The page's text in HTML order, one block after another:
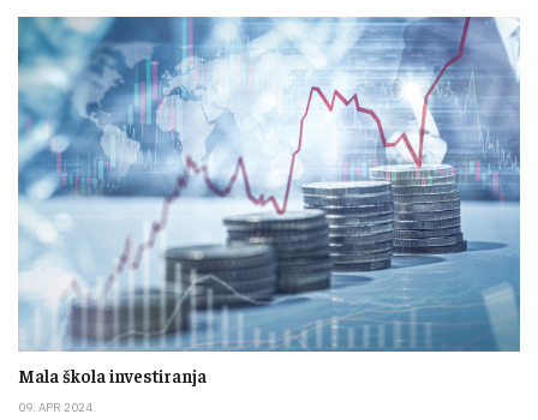
Mala škola investiranja
09. APR 2024.